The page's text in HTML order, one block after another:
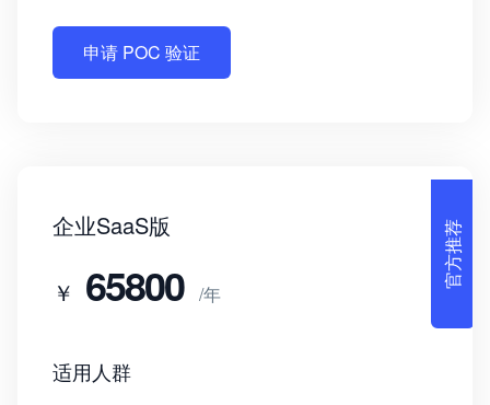
申请 POC 验证
官方推荐
企业SaaS版
￥ 65800 /年
适用人群